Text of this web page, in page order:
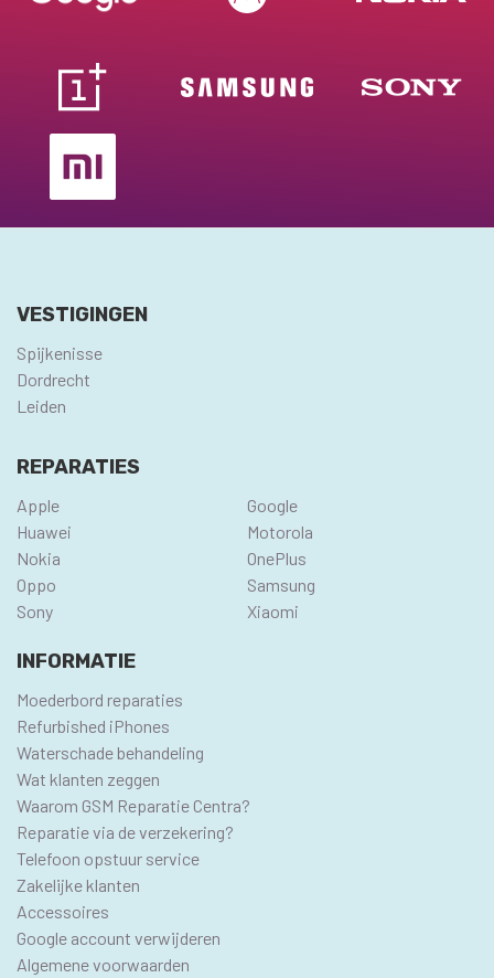
VESTIGINGEN
Spijkenisse
Dordrecht
Leiden
REPARATIES
Apple
Google
Huawei
Motorola
Nokia
OnePlus
Oppo
Samsung
Sony
Xiaomi
INFORMATIE
Moederbord reparaties
Refurbished iPhones
Waterschade behandeling
Wat klanten zeggen
Waarom GSM Reparatie Centra?
Reparatie via de verzekering?
Telefoon opstuur service
Zakelijke klanten
Accessoires
Google account verwijderen
Algemene voorwaarden